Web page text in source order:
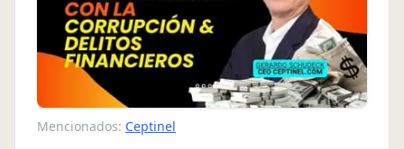
Mencionados: Ceptinel